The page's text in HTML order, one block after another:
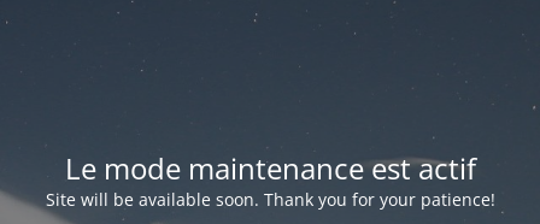
Le mode maintenance est actif
Site will be available soon. Thank you for your patience!